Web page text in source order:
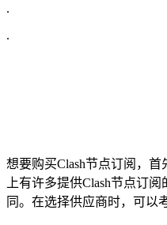
.
.
想要购买Clash节点订阅，
上有许多提供Clash节点订
同。在选择供应商时，可以